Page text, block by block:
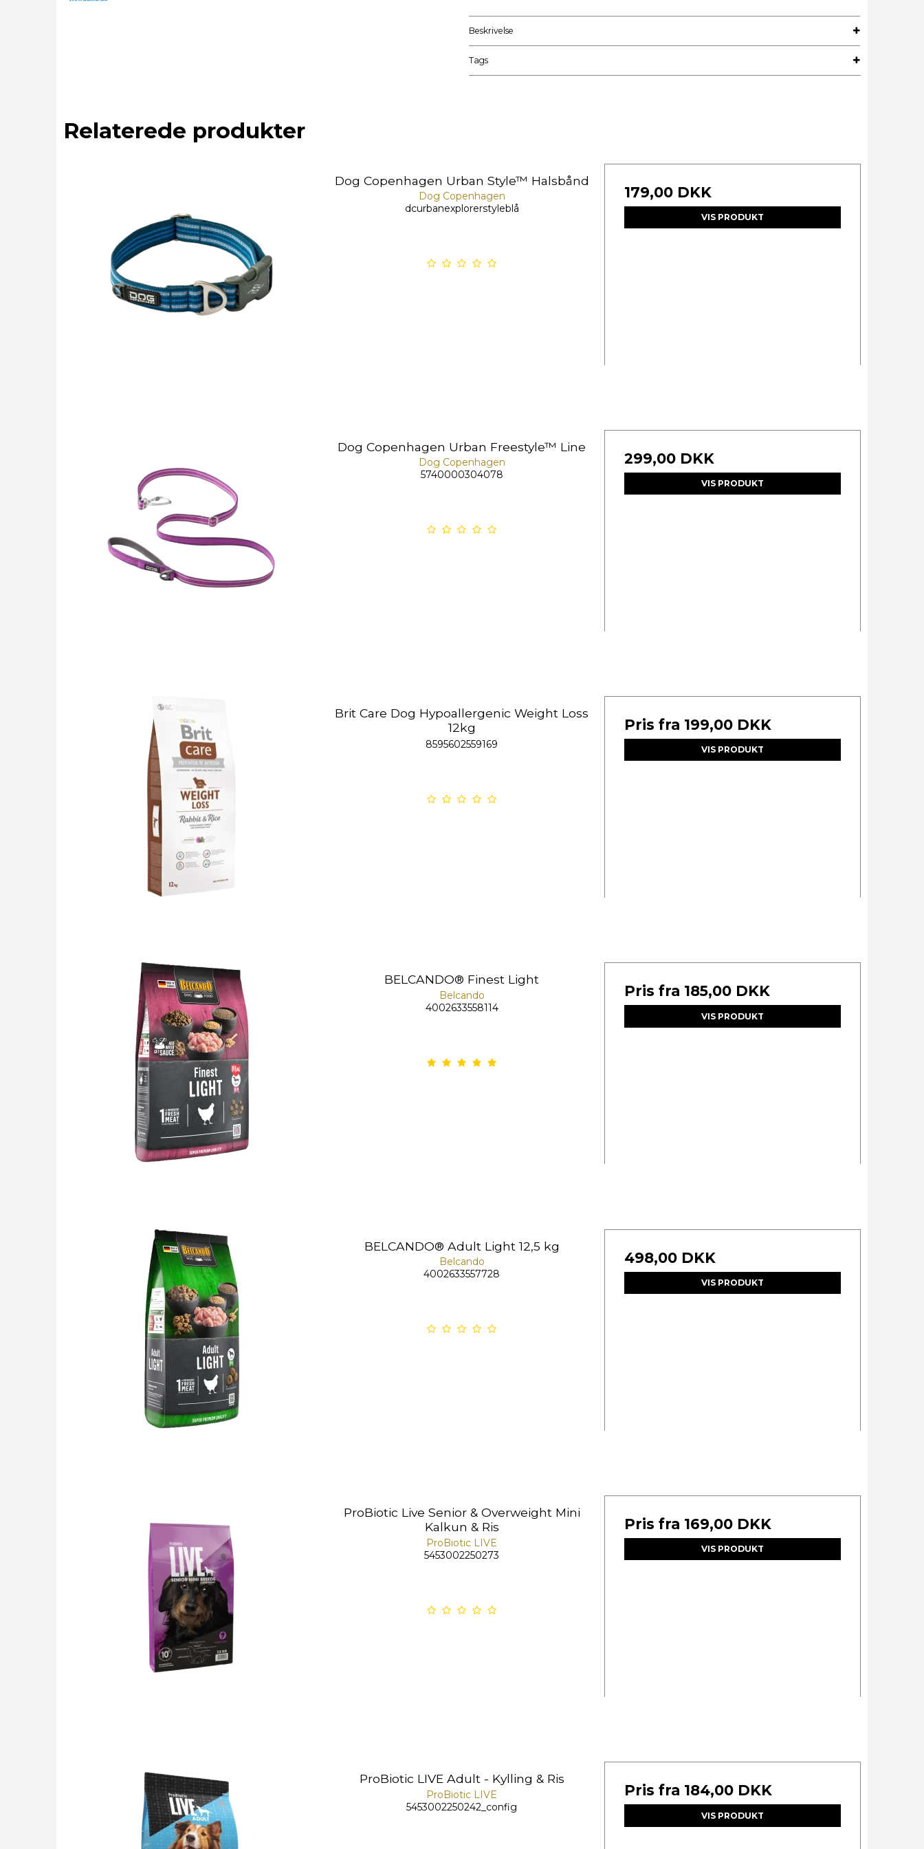
Beskrivelse
Tags
Relaterede produkter
Dog Copenhagen Urban Style™ Halsbånd
Dog Copenhagen
dcurbanexplorerstyleblå
179,00 DKK
VIS PRODUKT
Dog Copenhagen Urban Freestyle™ Line
Dog Copenhagen
5740000304078
299,00 DKK
VIS PRODUKT
Brit Care Dog Hypoallergenic Weight Loss
12kg
8595602559169
Pris fra 199,00 DKK
VIS PRODUKT
BELCANDO® Finest Light
Belcando
4002633558114
Pris fra 185,00 DKK
VIS PRODUKT
BELCANDO® Adult Light 12,5 kg
Belcando
4002633557728
498,00 DKK
VIS PRODUKT
ProBiotic Live Senior & Overweight Mini
Kalkun & Ris
ProBiotic LIVE
5453002250273
Pris fra 169,00 DKK
VIS PRODUKT
ProBiotic LIVE Adult - Kylling & Ris
ProBiotic LIVE
5453002250242_config
Pris fra 184,00 DKK
VIS PRODUKT